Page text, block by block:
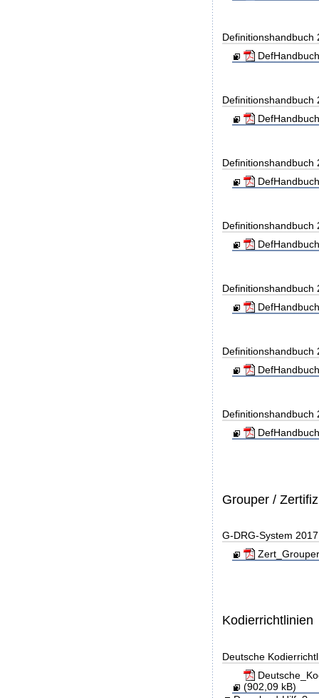
Definitionshandbuch
Definitionshandbuch
Definitionshandbuch
Definitionshandbuch
Definitionshandbuch
Definitionshandbuch
Definitionshandbuch
Grouper /
G-DRG-System
Kodierrichtlinien
Deutsche
(902,09 kB)